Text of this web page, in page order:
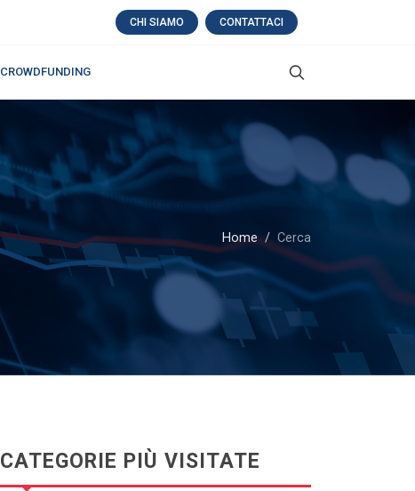
CHI SIAMO CONTATTACI
CROWDFUNDING
Home Cerca
CATEGORIE PIÙ VISITATE